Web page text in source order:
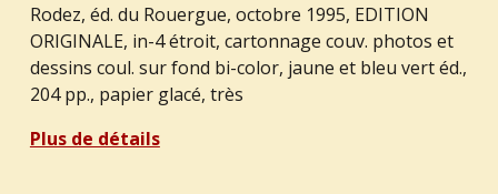
Rodez, éd. du Rouergue, octobre 1995, EDITION
ORIGINALE, in-4 étroit, cartonnage couv. photos et
dessins coul. sur fond bi-color, jaune et bleu vert éd.,
204 pp., papier glacé, très
Plus de détails